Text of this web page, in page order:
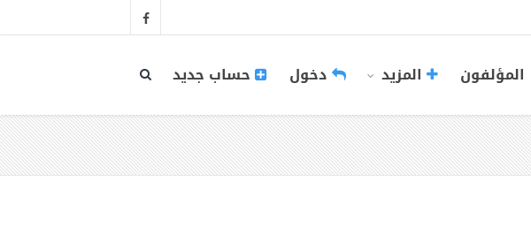
المؤلفون المزيد دخول حساب جديد